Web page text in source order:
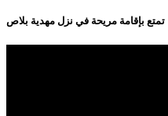
تمتع بإقامة مريحة في نزل مهدية بلاص